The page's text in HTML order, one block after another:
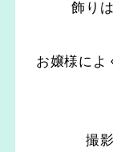
飾り
お嬢様によ
撮